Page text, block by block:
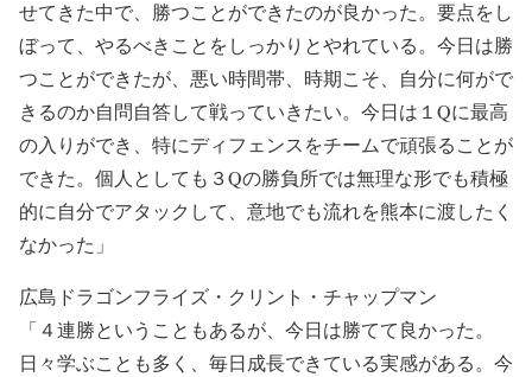
せてきた中で、勝つことができたのが良かった。要点をし
ぼって、やるべきことをしっかりとやれている。今日は勝
つことができたが、悪い時間帯、時期こそ、自分に何がで
きるのか自問自答して戦っていきたい。今日は１Qに最高
の入りができ、特にディフェンスをチームで頑張ることが
できた。個人としても３Qの勝負所では無理な形でも積極
的に自分でアタックして、意地でも流れを熊本に渡したく
なかった」
広島ドラゴンフライズ・クリント・チャップマン
「４連勝ということもあるが、今日は勝てて良かった。
日々学ぶことも多く、毎日成長できている実感がある。今